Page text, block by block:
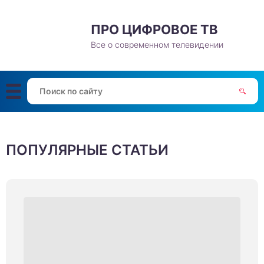
ПРО ЦИФРОВОЕ ТВ
Все о современном телевидении
ПОПУЛЯРНЫЕ СТАТЬИ
обеспечение